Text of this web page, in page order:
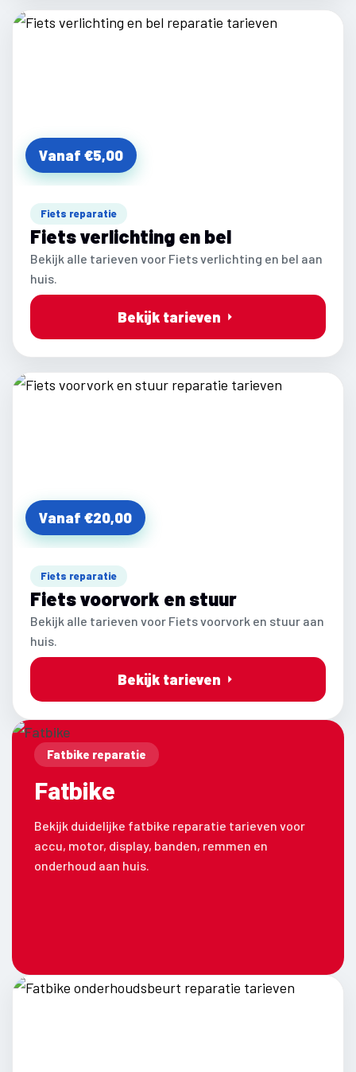
Vanaf €5,00
Fiets reparatie
Fiets verlichting en bel
Bekijk alle tarieven voor Fiets verlichting en bel aan
huis.
Bekijk tarieven
Vanaf €20,00
Fiets reparatie
Fiets voorvork en stuur
Bekijk alle tarieven voor Fiets voorvork en stuur aan
huis.
Bekijk tarieven
Fatbike reparatie
Fatbike
Bekijk duidelijke fatbike reparatie tarieven voor
accu, motor, display, banden, remmen en
onderhoud aan huis.